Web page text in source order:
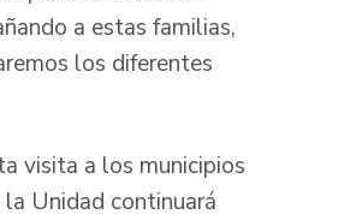
a estas familias,
los diferentes
visita a los municipios
Unidad continuará